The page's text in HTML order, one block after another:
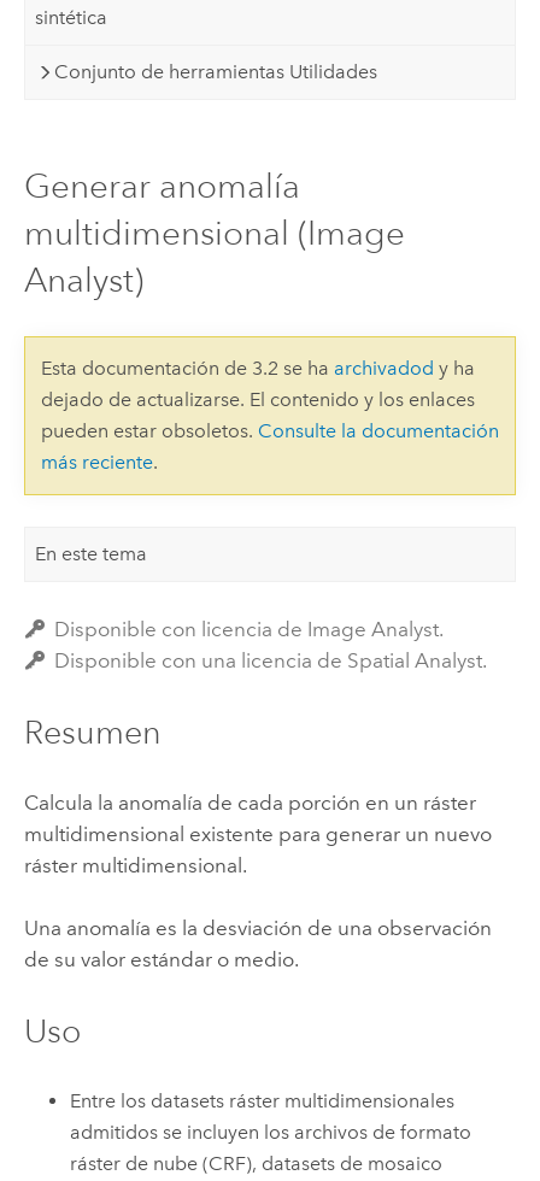
sintética
Conjunto de herramientas Utilidades
Generar anomalía
multidimensional (Image
Analyst)
Esta documentación de 3.2 se ha archivadod y ha
dejado de actualizarse. El contenido y los enlaces
pueden estar obsoletos. Consulte la documentación
más reciente.
En este tema
Disponible con licencia de Image Analyst.
Disponible con una licencia de Spatial Analyst.
Resumen
Calcula la anomalía de cada porción en un ráster
multidimensional existente para generar un nuevo
ráster multidimensional.
Una anomalía es la desviación de una observación
de su valor estándar o medio.
Uso
Entre los datasets ráster multidimensionales
admitidos se incluyen los archivos de formato
ráster de nube (CRF), datasets de mosaico